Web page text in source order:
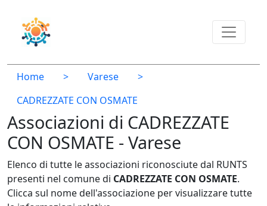
Home > Varese
>
CADREZZATE CON OSMATE
Associazioni di CADREZZATE
CON OSMATE - Varese
Elenco di tutte le associazioni riconosciute dal RUNTS
presenti nel comune di CADREZZATE CON OSMATE.
Clicca sul nome dell'associazione per visualizzare tutte